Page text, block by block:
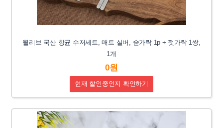
윌리브 국산 항균 수저세트, 매트 실버, 숟가락 1p + 젓가락 1쌍,
1개
0원
현재 할인중인지 확인하기